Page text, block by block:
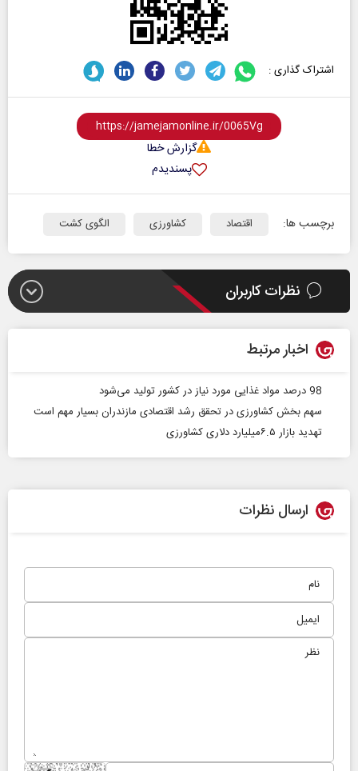
اشتراک گذاری :
گزارش خطا
پسندیدم
برچسب ها: اقتصاد کشاورزی الگوی کشت
نظرات کاربران
اخبار مرتبط
98 درصد مواد غذایی مورد نیاز در کشور تولید می‌شود
سهم بخش کشاورزی در تحقق رشد اقتصادی مازندران بسیار مهم است
تهدید‌ بازار ۶.۵میلیارد دلاری کشاورزی
ارسال نظرات